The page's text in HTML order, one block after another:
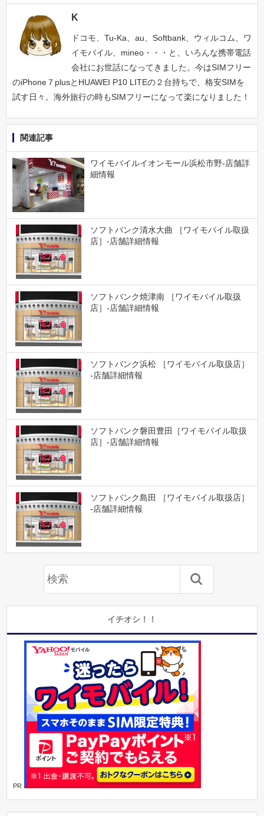
K
ドコモ、Tu-Ka、au、Softbank、ウィルコム、ワ
イモバイル、mineo・・・と、いろんな携帯電話
会社にお世話になってきました。今はSIMフリー
のiPhone７plusとHUAWEI P10 LITEの２台持ちで、格安SIMを
試す日々。海外旅行の時もSIMフリーになって楽になりました！
関連記事
ワイモバイルイオンモール浜松市野-店舗詳
細情報
ソフトバンク清水大曲 ［ワイモバイル取扱
店］-店舗詳細情報
ソフトバンク焼津南 ［ワイモバイル取扱
店］-店舗詳細情報
ソフトバンク浜松 ［ワイモバイル取扱店］
-店舗詳細情報
ソフトバンク磐田豊田［ワイモバイル取扱
店］-店舗詳細情報
ソフトバンク島田 ［ワイモバイル取扱店］
-店舗詳細情報
イチオシ！！
PR